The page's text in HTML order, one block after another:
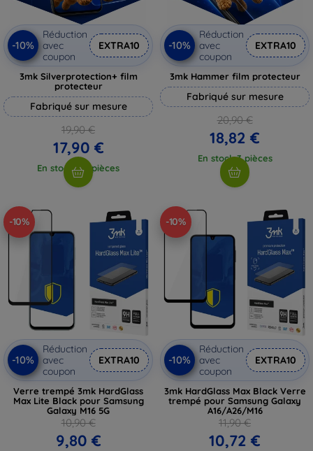
-10%
Réduction
avec
coupon
EXTRA10
3mk Silverprotection+ film
protecteur
Fabriqué sur mesure
19,90 €
17,90 €
En stock > 5 pièces
-10%
Réduction
avec
coupon
EXTRA10
3mk Hammer film protecteur
Fabriqué sur mesure
20,90 €
18,82 €
En stock 3 pièces
-10%
-10%
Réduction
avec
coupon
EXTRA10
Verre trempé 3mk HardGlass
Max Lite Black pour Samsung
Galaxy M16 5G
10,90 €
9,80 €
-10%
-10%
Réduction
avec
coupon
EXTRA10
3mk HardGlass Max Black Verre
trempé pour Samsung Galaxy
A16/A26/M16
11,90 €
10,72 €